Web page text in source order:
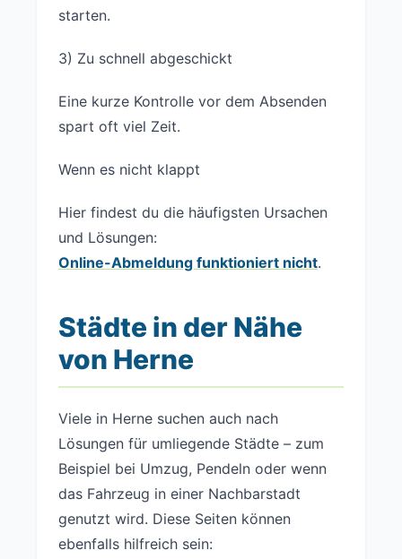
starten.
3) Zu schnell abgeschickt
Eine kurze Kontrolle vor dem Absenden
spart oft viel Zeit.
Wenn es nicht klappt
Hier findest du die häufigsten Ursachen
und Lösungen:
Online-Abmeldung funktioniert nicht.
Städte in der Nähe
von Herne
Viele in Herne suchen auch nach
Lösungen für umliegende Städte – zum
Beispiel bei Umzug, Pendeln oder wenn
das Fahrzeug in einer Nachbarstadt
genutzt wird. Diese Seiten können
ebenfalls hilfreich sein: